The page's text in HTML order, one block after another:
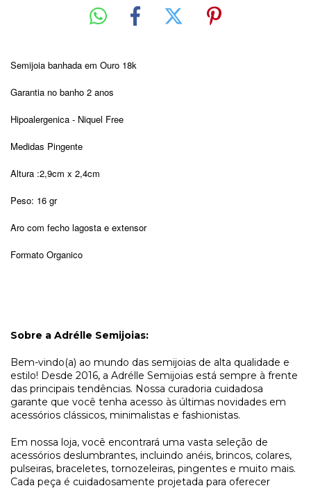
Semijoia banhada em Ouro 18k
Garantia no banho 2 anos
Hipoalergenica - Niquel Free
Medidas Pingente
Altura :2,9cm x 2,4cm
Peso: 16 gr
Aro com fecho lagosta e extensor
Formato Organico
Sobre a Adrélle Semijoias:
Bem-vindo(a) ao mundo das semijoias de alta qualidade e
estilo! Desde 2016, a Adrélle Semijoias está sempre à frente
das principais tendências. Nossa curadoria cuidadosa
garante que você tenha acesso às últimas novidades em
acessórios clássicos, minimalistas e fashionistas.
Em nossa loja, você encontrará uma vasta seleção de
acessórios deslumbrantes, incluindo anéis, brincos, colares,
pulseiras, braceletes, tornozeleiras, pingentes e muito mais.
Cada peça é cuidadosamente projetada para oferecer